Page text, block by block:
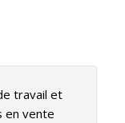
travail et
en vente